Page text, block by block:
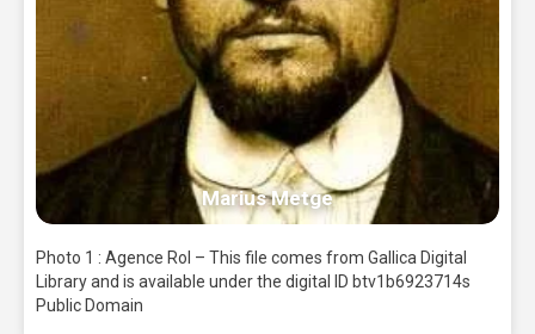
Marius Metge
Photo 1 : Agence Rol – This file comes from Gallica Digital
Library and is available under the digital ID btv1b6923714s
Public Domain